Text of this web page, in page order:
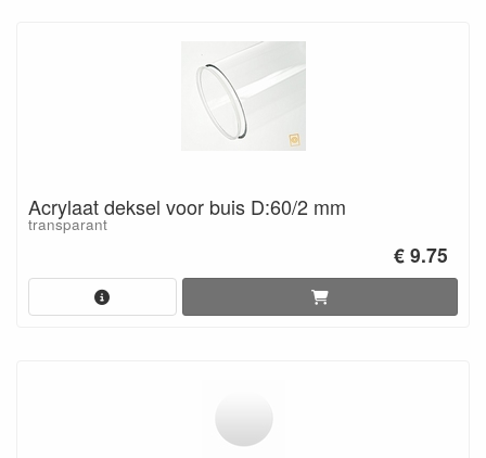
Acrylaat deksel voor buis D:60/2 mm
transparant
€ 9.75